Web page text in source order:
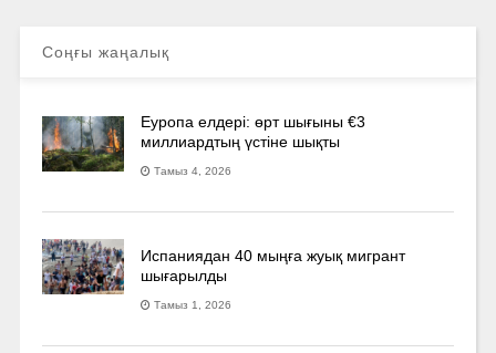
Соңғы жаңалық
Еуропа елдері: өрт шығыны €3
миллиардтың үстіне шықты
Тамыз 4, 2026
Испаниядан 40 мыңға жуық мигрант
шығарылды
Тамыз 1, 2026